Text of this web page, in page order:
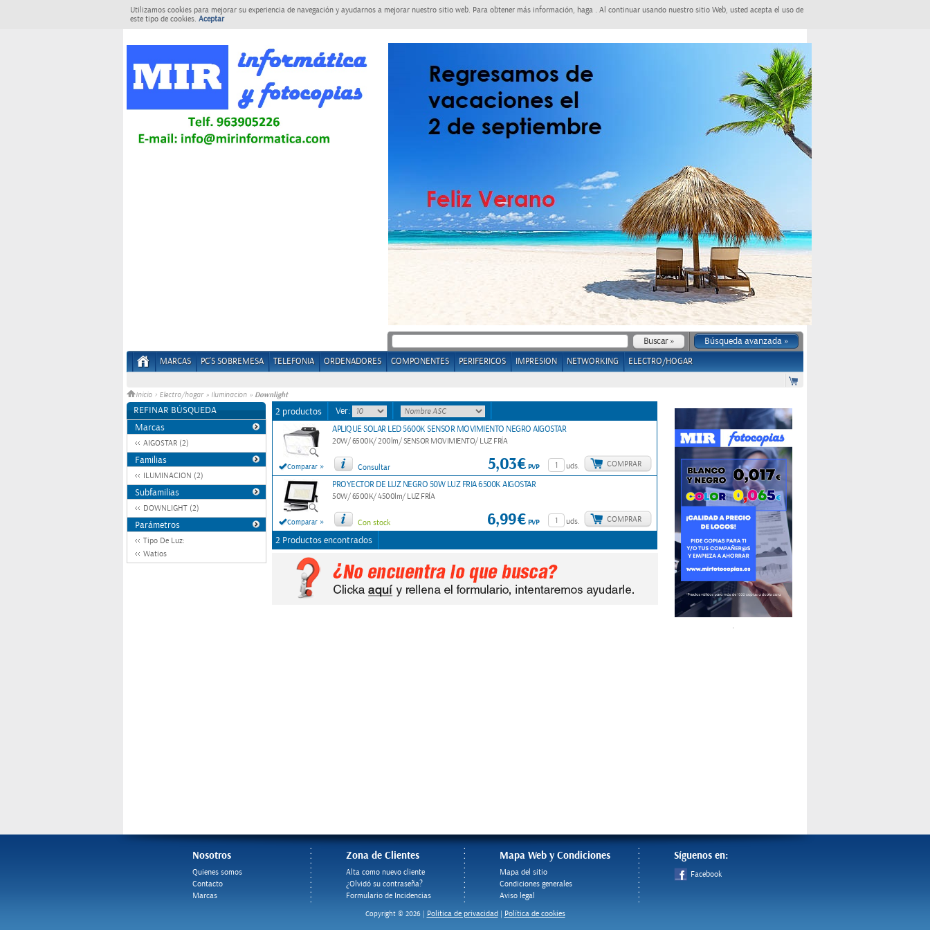
Utilizamos cookies para mejorar su experiencia de navegación y ayudarnos a mejorar nuestro sitio web. Para obtener más información, haga . Al continuar usando nuestro sitio Web, usted acepta el uso de
este tipo de cookies. Aceptar
Búsqueda avanzada »
MARCAS PC'S SOBREMESA TELEFONIA ORDENADORES COMPONENTES PERIFERICOS IMPRESION NETWORKING ELECTRO/HOGAR
Inicio > Electro/hogar » Iluminacion » Downlight
REFINAR BÚSQUEDA
Marcas
AIGOSTAR (2)
Familias
ILUMINACION (2)
Subfamilias
DOWNLIGHT (2)
Parámetros
Tipo De Luz:
Watios
2 productos Ver:
Comparar »
APLIQUE SOLAR LED 5600K SENSOR MOVIMIENTO NEGRO AIGOSTAR
20W/ 6500K/ 200lm/ SENSOR MOVIMIENTO/ LUZ FRÍA
Consultar uds. COMPRAR
5,03€PVP
Comparar »
PROYECTOR DE LUZ NEGRO 50W LUZ FRIA 6500K AIGOSTAR
50W/ 6500K/ 4500lm/ LUZ FRÍA
Con stock uds. COMPRAR
6,99€PVP
2 Productos encontrados
.
Nosotros
Quienes somos
Contacto
Marcas
Zona de Clientes
Alta como nuevo cliente
¿Olvidó su contraseña?
Formulario de Incidencias
Mapa Web y Condiciones
Mapa del sitio
Condiciones generales
Aviso legal
Síguenos en:
Facebook
Copyright © 2026 | Politica de privacidad Política de cookies